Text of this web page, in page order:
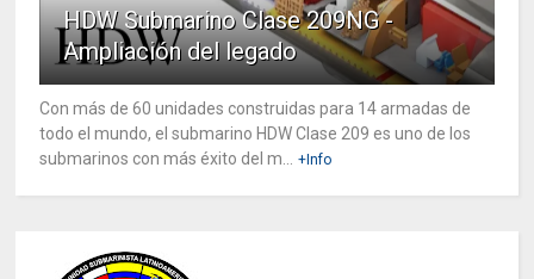
HDW Submarino Clase 209NG -
Ampliación del legado
Con más de 60 unidades construidas para 14 armadas de
todo el mundo, el submarino HDW Clase 209 es uno de los
submarinos con más éxito del m...
+Info